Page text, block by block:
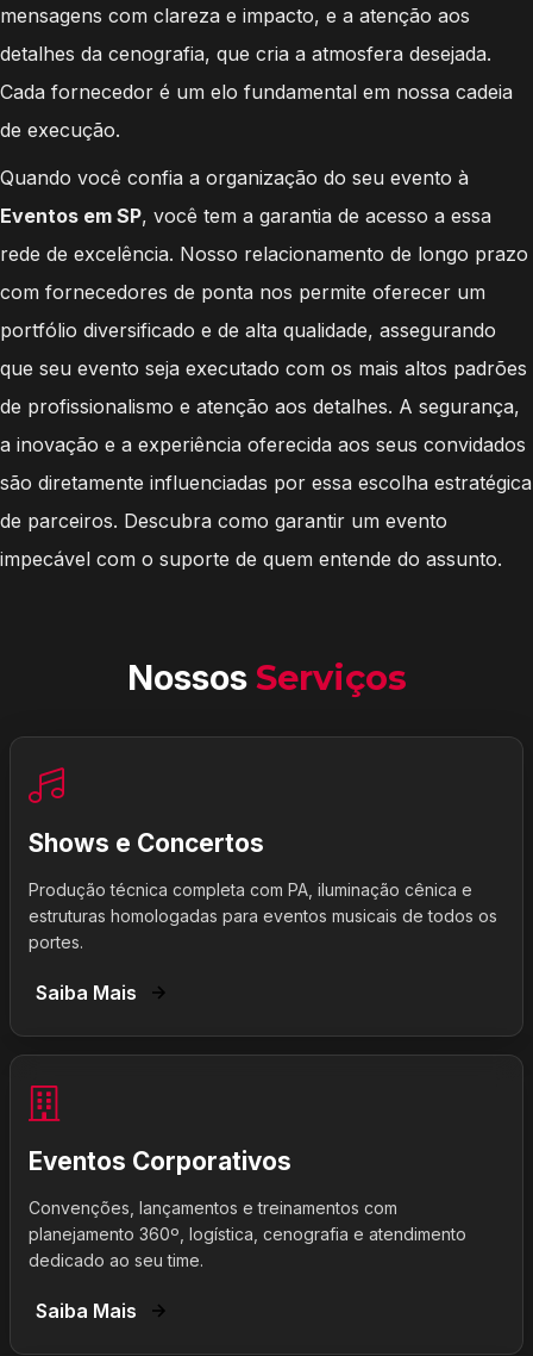
mensagens com clareza e impacto, e a atenção aos
detalhes da cenografia, que cria a atmosfera desejada.
Cada fornecedor é um elo fundamental em nossa cadeia
de execução.
Quando você confia a organização do seu evento à
Eventos em SP, você tem a garantia de acesso a essa
rede de excelência. Nosso relacionamento de longo prazo
com fornecedores de ponta nos permite oferecer um
portfólio diversificado e de alta qualidade, assegurando
que seu evento seja executado com os mais altos padrões
de profissionalismo e atenção aos detalhes. A segurança,
a inovação e a experiência oferecida aos seus convidados
são diretamente influenciadas por essa escolha estratégica
de parceiros. Descubra como garantir um evento
impecável com o suporte de quem entende do assunto.
Nossos Serviços
Shows e Concertos
Produção técnica completa com PA, iluminação cênica e
estruturas homologadas para eventos musicais de todos os
portes.
Saiba Mais
Eventos Corporativos
Convenções, lançamentos e treinamentos com
planejamento 360º, logística, cenografia e atendimento
dedicado ao seu time.
Saiba Mais